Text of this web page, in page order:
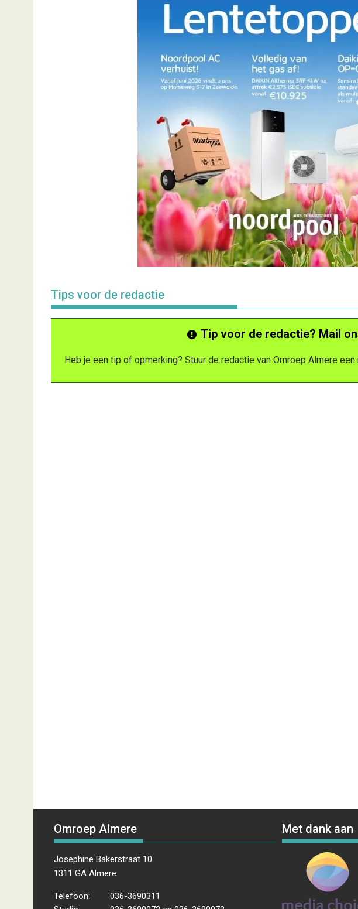
Tips voor de redactie
Tip voor de redactie? Mail
Heb je een tip of opmerking? Stuur de redactie van Omroep Almere
Omroep Almere
Josephine Bakerstraat 10
1311 GA Almere
Telefoon:
036-3690311
Met dank aan